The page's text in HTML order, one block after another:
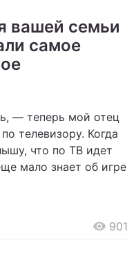
вашей семьи
самое
— теперь мой отец
телевизору. Когда
что по ТВ идет
мало знает об игре
901